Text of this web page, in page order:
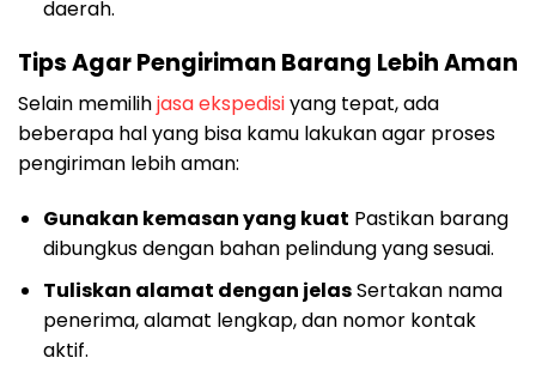
daerah.
Tips Agar Pengiriman Barang Lebih Aman
Selain memilihjasa ekspedisiyang tepat, ada
beberapa hal yang bisa kamu lakukan agar proses
pengiriman lebih aman:
Gunakan kemasan yang kuat Pastikan barang
dibungkus dengan bahan pelindung yang sesuai.
Tuliskan alamat dengan jelasSertakan nama
penerima, alamat lengkap, dan nomor kontak
aktif.